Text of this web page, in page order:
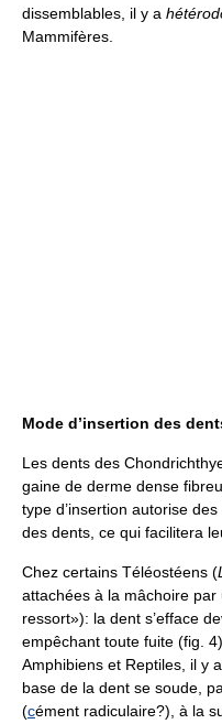
dissemblables, il y a
Mammifères.
Mode d’insertion des
Les dents des
gaine de derme dense
type d’insertion autorise
des dents, ce qui facilitera
Chez certains Téléostéens (
attachées à la mâchoire
ressort»): la dent s’efface
empêchant toute fuite (fig.
Amphibiens et Reptiles, il y
base de la dent se soude,
(cément radiculaire?), à la